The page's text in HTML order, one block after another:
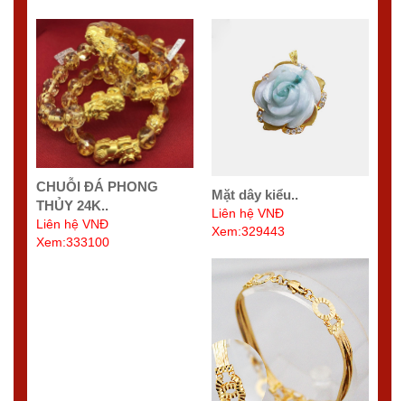
CHUỖI ĐÁ PHONG
THỦY 24K..
Liên hệ VNĐ
Xem:333100
Mặt dây kiểu..
Liên hệ VNĐ
Xem:329443